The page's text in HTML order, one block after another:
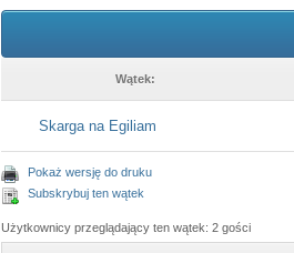
Wątek:
Skarga na Egiliam
Pokaż wersję do druku
Subskrybuj ten wątek
Użytkownicy przeglądający ten wątek: 2 gości